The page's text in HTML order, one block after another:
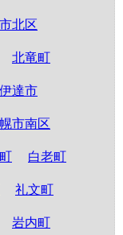
北区
北竜町
伊達市
市南区
白老町
礼文町
岩内町